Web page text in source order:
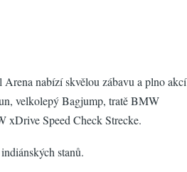
nabízí skvělou zábavu a plno akcí
velkolepý Bagjump, tratě BMW
Speed Check Strecke.
stanů.